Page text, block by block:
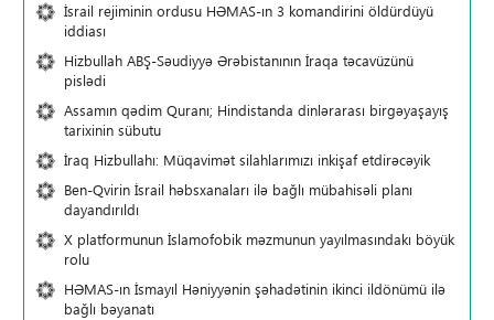
İsrail rejiminin ordusu HƏMAS-ın 3 komandirini öldürdüyü
iddiası
Hizbullah ABŞ-Səudiyyə Ərəbistanının İraqa təcavüzünü
pislədi
Assamın qədim Quranı; Hindistanda dinlərarası birgəyaşayış
tarixinin sübutu
İraq Hizbullahı: Müqavimət silahlarımızı inkişaf etdirəcəyik
Ben-Qvirin İsrail həbsxanaları ilə bağlı mübahisəli planı
dayandırıldı
X platformunun İslamofobik məzmunun yayılmasındakı böyük
rolu
HƏMAS-ın İsmayıl Həniyyənin şəhadətinin ikinci ildönümü ilə
bağlı bəyanatı